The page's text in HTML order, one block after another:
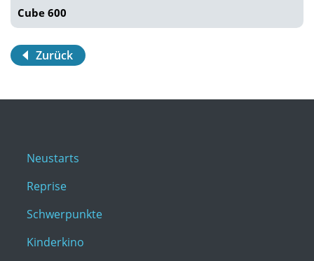
Cube 600
Zurück
Neustarts
Reprise
Schwerpunkte
Kinderkino